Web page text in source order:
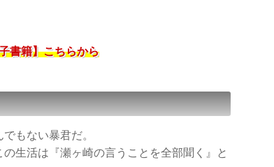
書籍】こちらから
もない暴君だ。
生活は『瀬ヶ崎の言うことを全部聞く』と